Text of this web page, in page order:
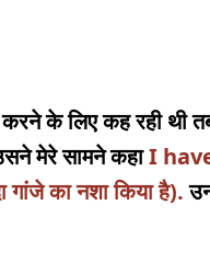
करने के लिए कह रही थी
मेरे सामने कहाI
का नशा किया है).